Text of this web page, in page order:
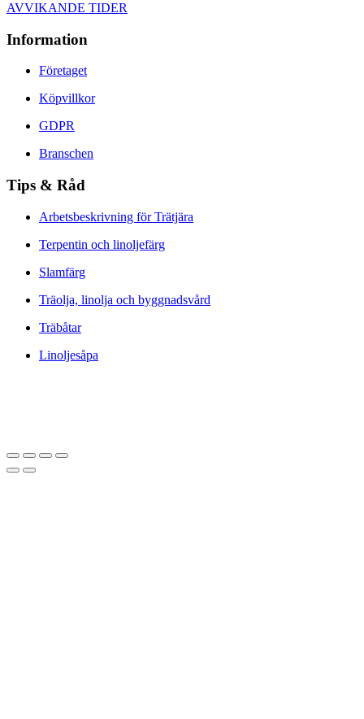
AVVIKANDE TIDER
Information
Företaget
Köpvillkor
GDPR
Branschen
Tips & Råd
Arbetsbeskrivning för Trätjära
Terpentin och linoljefärg
Slamfärg
Träolja, linolja och byggnadsvård
Träbåtar
Linoljesåpa